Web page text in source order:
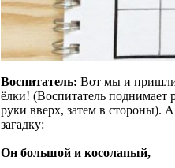
Воспитатель: Вот мы и пришли
ёлки! (Воспитатель поднимает
руки вверх, затем в стороны).
загадку:
Он большой и косолапый,